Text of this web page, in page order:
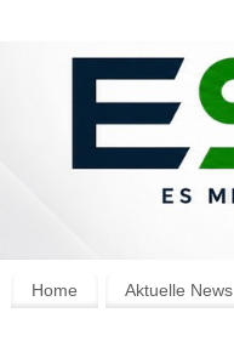
Home Aktuelle News